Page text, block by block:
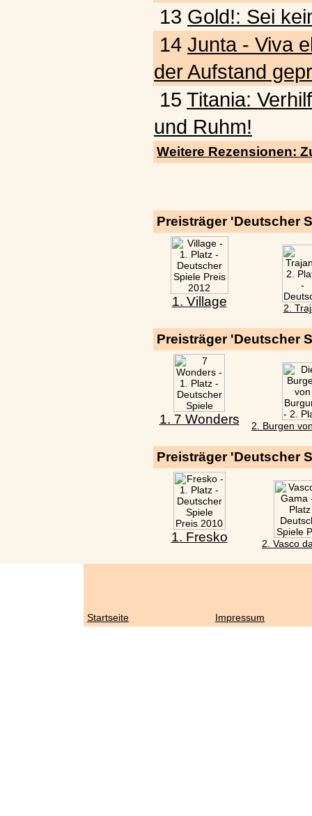
13 Gold!: Sei
14 Junta - Viva
der Aufstand
15 Titania:
und Ruhm!
Weitere Rezensionen:
Preisträger 'Deutscher
1. Village 2.
Preisträger 'Deutscher
1. 7 Wonders 2. Burgen
Preisträger 'Deutscher
1. Fresko 2. Vasco
Startseite Impressum